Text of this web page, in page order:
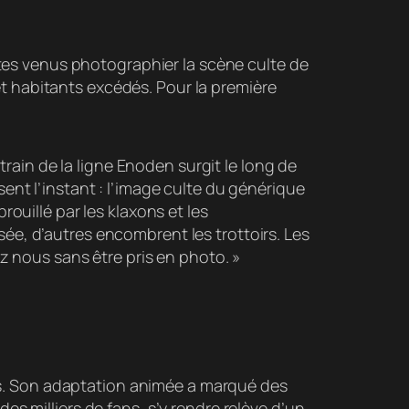
venus photographier la scène culte de
excédés. Pour la première
de la ligne Enoden surgit le long de
l’instant : l’image culte du générique
par les klaxons et les
d’autres encombrent les trottoirs. Les
nous sans être pris en photo. »
Son adaptation animée a marqué des